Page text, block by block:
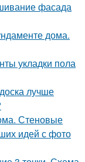
фасада
дома.
укладки пола
лучше
Стеновые
идей с фото